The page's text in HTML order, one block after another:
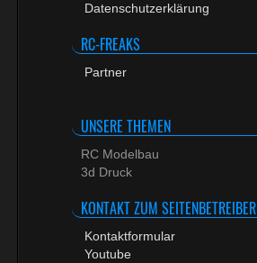
Datenschutzerklärung
RC-FREAKS
Partner
UNSERE THEMEN
RC Modelbau
3d Druck
KONTAKT ZUM SEITENBETREIBER
Kontaktformular
Youtube